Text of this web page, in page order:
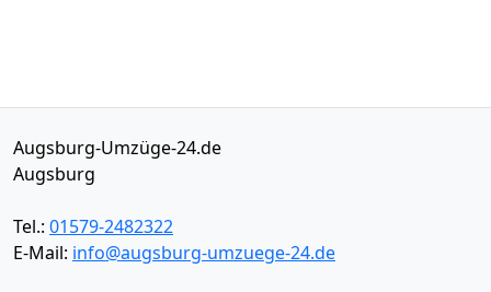
Augsburg-Umzüge-24.de
Augsburg
Tel.: 01579-2482322
E-Mail: info@augsburg-umzuege-24.de